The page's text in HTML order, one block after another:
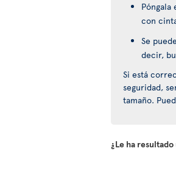
con
Se
decir,
Si está
seguridad,
tamaño.
¿Le ha